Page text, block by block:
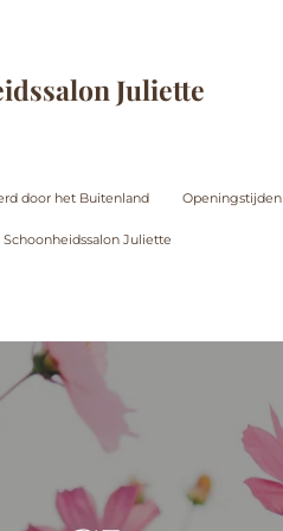
Juliette
door het Buitenland Openingstijden
Schoonheidssalon Juliette